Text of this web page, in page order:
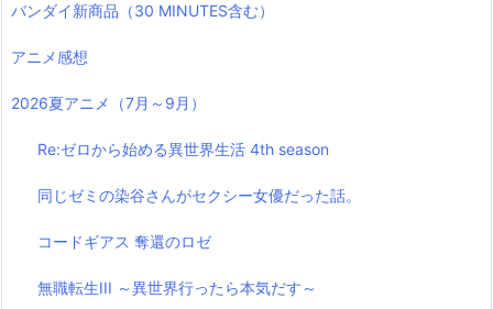
バンダイ新商品（30 MINUTES含む）
アニメ感想
2026夏アニメ（7月～9月）
Re:ゼロから始める異世界生活 4th season
同じゼミの染谷さんがセクシー女優だった話。
コードギアス 奪還のロゼ
無職転生III ～異世界行ったら本気だす～